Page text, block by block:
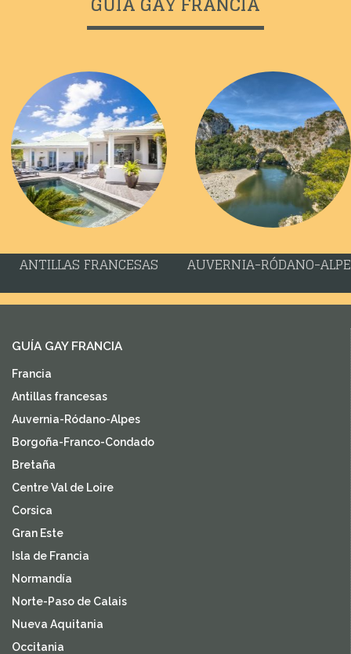
ANTILLAS FRANCESAS AUVERNIA-RÓDANO-
GUÍA GAY FRANCIA
Francia
Antillas francesas
Auvernia-Ródano-Alpes
Borgoña-Franco-Condado
Bretaña
Centre Val de Loire
Corsica
Gran Este
Isla de Francia
Normandía
Norte-Paso de Calais
Nueva Aquitania
Occitania